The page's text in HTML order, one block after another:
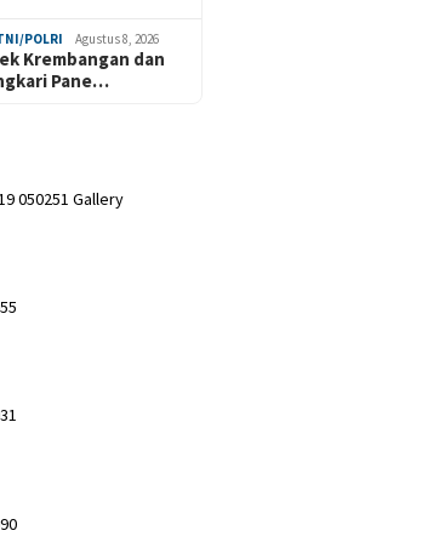
POLRI Agustus 8, 2026
Krembangan dan
Pane…